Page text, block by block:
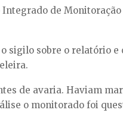
de
sigilo sobre o relatório
de avaria. Haviam
o monitorado foi